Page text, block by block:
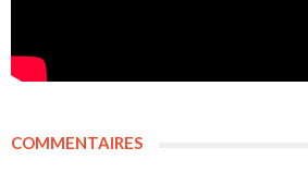
COMMENTAIRES